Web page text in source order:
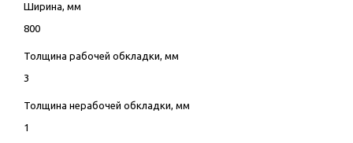
Ширина, мм
800
Толщина рабочей обкладки, мм
3
Толщина нерабочей обкладки, мм
1